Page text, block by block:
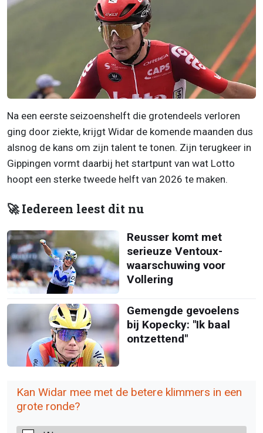
Na een eerste seizoenshelft die grotendeels verloren
ging door ziekte, krijgt Widar de komende maanden dus
alsnog de kans om zijn talent te tonen. Zijn terugkeer in
Gippingen vormt daarbij het startpunt van wat Lotto
hoopt een sterke tweede helft van 2026 te maken.
🚀 Iedereen leest dit nu
Reusser komt met
serieuze Ventoux-
waarschuwing voor
Vollering
Gemengde gevoelens
bij Kopecky: "Ik baal
ontzettend"
Kan Widar mee met de betere klimmers in een
grote ronde?